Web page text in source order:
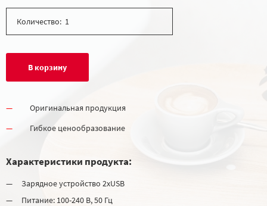
Количество:
В корзину
Оригинальная продукция
Гибкое ценообразование
Характеристики продукта:
Зарядное устройство 2хUSB
Питание: 100-240 В, 50 Гц